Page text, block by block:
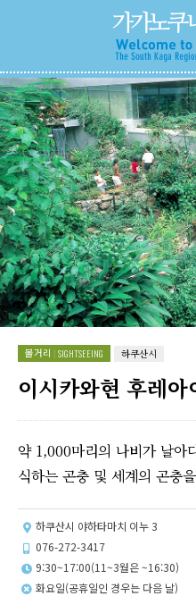
볼거리 SIGHTSEEING 하쿠산시
이시카와현 후레
약 1,000마리의 나비가 날아
식하는 곤충 및 세계의 곤충
하쿠산시 야하타마치 이누 3
076-272-3417
9:30~17:00(11~3월은 ~16:30)
화요일(공휴일인 경우는 다음 날)